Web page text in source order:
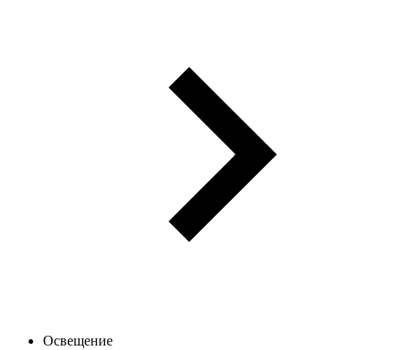
Освещение